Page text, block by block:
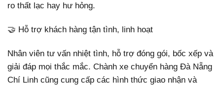
ro thất lạc hay hư hỏng.
🤝 Hỗ trợ khách hàng tận tình, linh hoạt
Nhân viên tư vấn nhiệt tình, hỗ trợ đóng gói, bốc xếp và
giải đáp mọi thắc mắc. Chành xe chuyển hàng Đà Nẵng
Chí Linh cũng cung cấp các hình thức giao nhận và